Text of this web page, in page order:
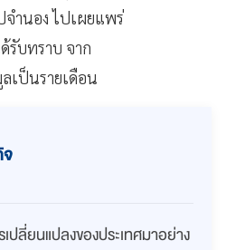
ำนอง ไปเผยแพร่
รับทราบ จาก
เป็นรายเดือน
ลี่ยนแปลงของประเทศมาอย่าง